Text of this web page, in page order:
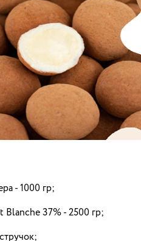
- 1000 гр;
37% - 2500 гр;